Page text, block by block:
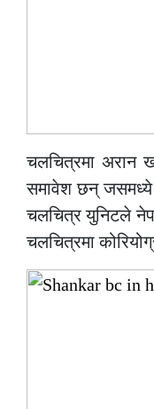
चलचित्रमा अरान
समावेश छन् जसमध्ये
चलचित्र युनिटले
चलचित्रमा